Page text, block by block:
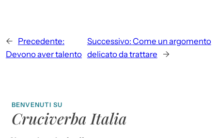
← Precedente:
Devono aver talento
Successivo: Come un argomento
delicato da trattare
→
BENVENUTI SU
Cruciverba Italia